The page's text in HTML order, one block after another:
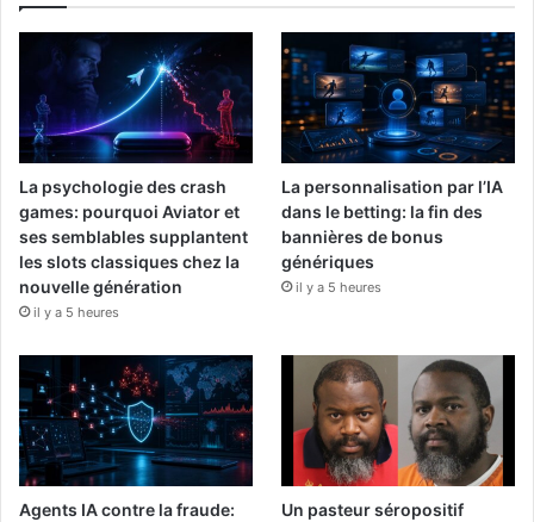
La psychologie des crash
games: pourquoi Aviator et
ses semblables supplantent
les slots classiques chez la
nouvelle génération
il y a 5 heures
La personnalisation par l’IA
dans le betting: la fin des
bannières de bonus
génériques
il y a 5 heures
Agents IA contre la fraude:
Un pasteur séropositif